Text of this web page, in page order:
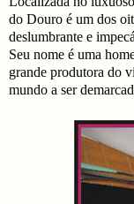
do Douro é um dos
deslumbrante e
Seu nome é uma
grande produtora do
mundo a ser